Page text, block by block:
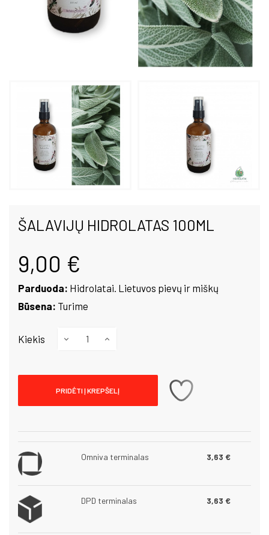
ŠALAVIJŲ HIDROLATAS 100ML
9,00 €
Parduoda: Hidrolatai. Lietuvos pievų ir miškų
Būsena: Turime
Kiekis
PRIDĖTI Į KREPŠELĮ
Omniva terminalas 3,63 €
DPD terminalas 3,63 €